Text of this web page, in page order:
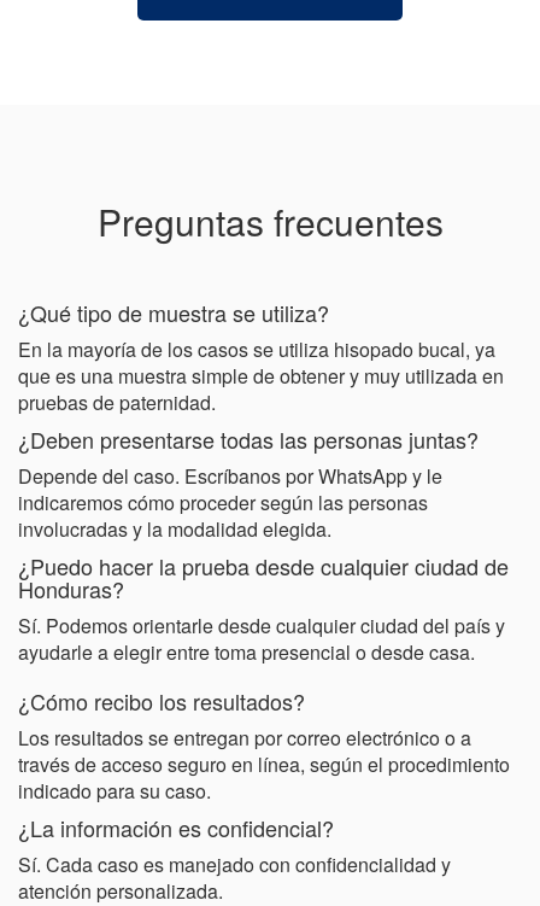
Preguntas frecuentes
¿Qué tipo de muestra se utiliza?
En la mayoría de los casos se utiliza hisopado bucal, ya
que es una muestra simple de obtener y muy utilizada en
pruebas de paternidad.
¿Deben presentarse todas las personas juntas?
Depende del caso. Escríbanos por WhatsApp y le
indicaremos cómo proceder según las personas
involucradas y la modalidad elegida.
¿Puedo hacer la prueba desde cualquier ciudad de
Honduras?
Sí. Podemos orientarle desde cualquier ciudad del país y
ayudarle a elegir entre toma presencial o desde casa.
¿Cómo recibo los resultados?
Los resultados se entregan por correo electrónico o a
través de acceso seguro en línea, según el procedimiento
indicado para su caso.
¿La información es confidencial?
Sí. Cada caso es manejado con confidencialidad y
atención personalizada.